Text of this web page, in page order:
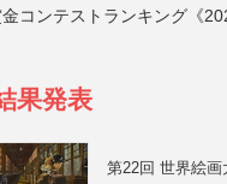
コンテストランキング《
果発表
第22回 世界絵画